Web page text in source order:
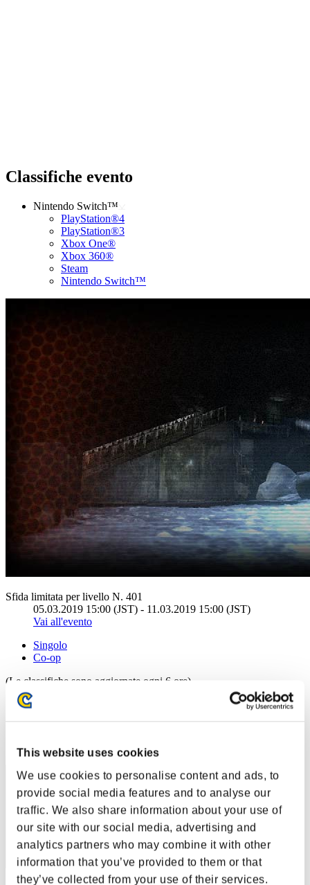
This website uses cookies
We use cookies to personalise content and ads, to
provide social media features and to analyse our
traffic. We also share information about your use of
our site with our social media, advertising and
analytics partners who may combine it with other
information that you’ve provided to them or that
they’ve collected from your use of their services.
Classifiche evento
Nintendo Switch™
PlayStation®4
PlayStation®3
Xbox One®
Xbox 360®
Steam
Nintendo Switch™
Sfida limitata per livello N. 401
05.03.2019 15:00 (JST) - 11.03.2019 15:00 (JST)
Vai all'evento
Singolo
Co-op
(Le classifiche sono aggiornate ogni 6 ore)
Classifiche
51